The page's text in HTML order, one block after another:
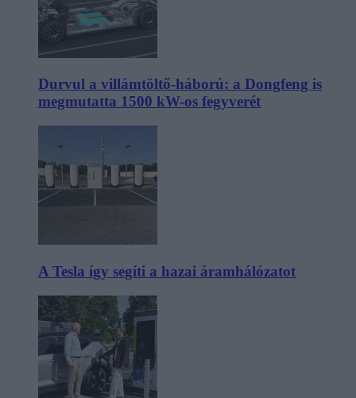
Durvul a villámtöltő-háború: a Dongfeng is
megmutatta 1500 kW-os fegyverét
A Tesla így segíti a hazai áramhálózatot